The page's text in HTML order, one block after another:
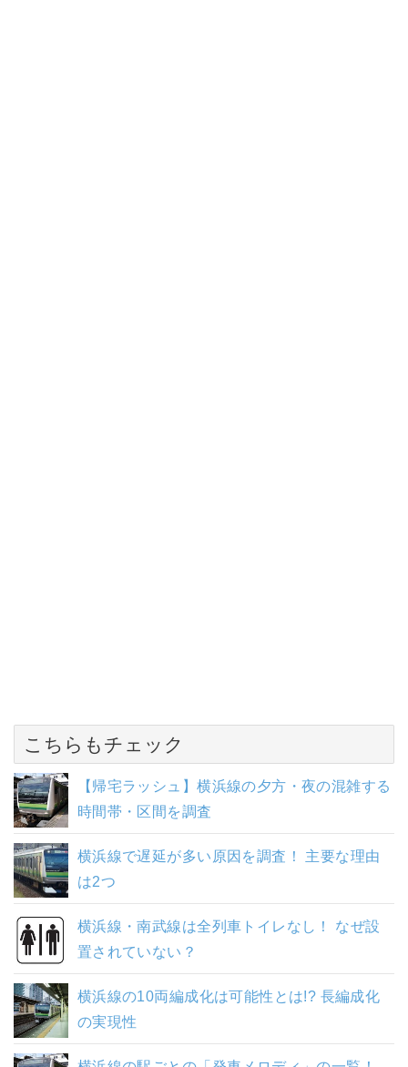
こちらもチェック
【帰宅ラッシュ】横浜線の夕方・夜の混雑する
時間帯・区間を調査
横浜線で遅延が多い原因を調査！ 主要な理由
は2つ
横浜線・南武線は全列車トイレなし！ なぜ設
置されていない？
横浜線の10両編成化は可能性とは!? 長編成化
の実現性